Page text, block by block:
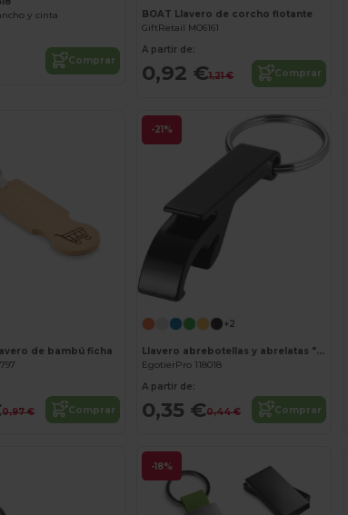
y cinta
Comprar
BOAT Llavero de corcho flotante
GiftRetail MO6161
A partir de:
0,92 €1,21 € Comprar
de bambú ficha
0,97 € Comprar
-21%
+2
Llavero abrebotellas y abrelatas "Tao"
EgotierPro 118018
A partir de:
0,35 €0,44 € Comprar
-18%